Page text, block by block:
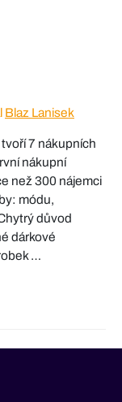
Blaz Lanisek
7 nákupních
nákupní
než 300 nájemci
módu,
důvod
dárkové
…